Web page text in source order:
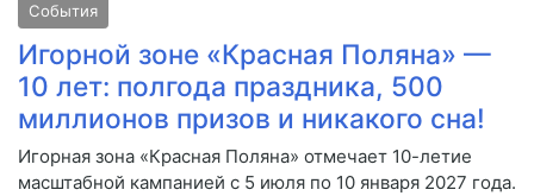
События
Игорной зоне «Красная Поляна» —
10 лет: полгода праздника, 500
миллионов призов и никакого сна!
Игорная зона «Красная Поляна» отмечает 10-летие
масштабной кампанией с 5 июля по 10 января 2027 года.